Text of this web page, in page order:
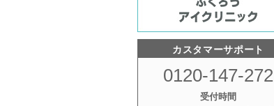
カスタマーサポート
0120-147-272
受付時間